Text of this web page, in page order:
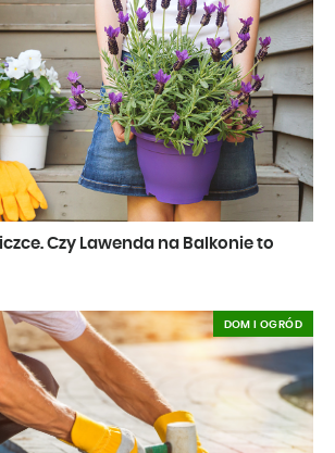
Czy Lawenda na Balkonie to
DOM I OGRÓD